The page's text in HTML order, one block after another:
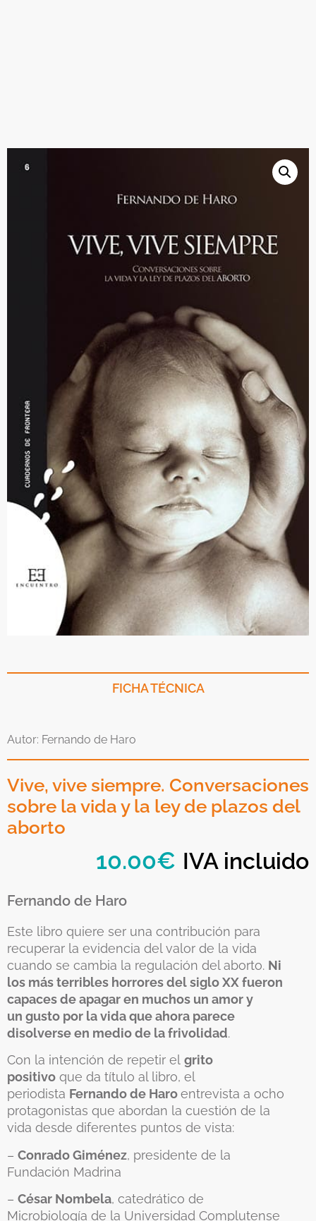
FICHA TÉCNICA
Autor: Fernando de Haro
Vive, vive siempre. Conversaciones
sobre la vida y la ley de plazos del
aborto
10.00€ IVA incluido
Fernando de Haro
Este libro quiere ser una contribución para
recuperar la evidencia del valor de la vida
cuando se cambia la regulación del aborto. Ni
los más terribles horrores del siglo XX fueron
capaces de apagar en muchos un amor y
un gusto por la vida que ahora parece
disolverse en medio de la frivolidad.
Con la intención de repetir el grito
positivo que da título al libro, el
periodista Fernando de Haroentrevista a ocho
protagonistas que abordan la cuestión de la
vida desde diferentes puntos de vista:
– Conrado Giménez, presidente de la
Fundación Madrina
– César Nombela, catedrático de
Microbiología de la Universidad Complutense